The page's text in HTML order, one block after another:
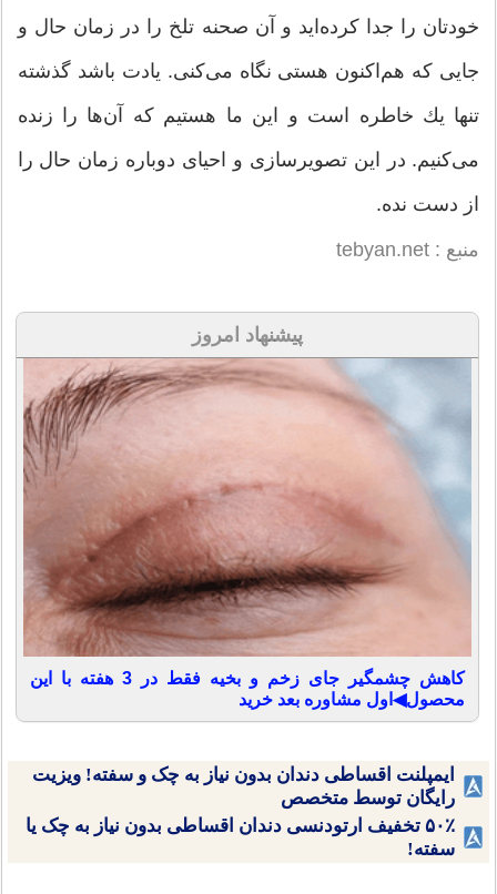
خودتان را جدا كرده‌اید و آن صحنه تلخ را در زمان حال و
جایی كه هم‌اكنون هستی نگاه می‌كنی. یادت باشد گذشته
تنها یك خاطره است و این ما هستیم كه آن‌ها را زنده
می‌كنیم. در این تصویر‌سازی‌ و احیای دوباره زمان حال را
از دست نده.
منبع : tebyan.net
پیشنهاد امروز
کاهش چشمگیر جای زخم و بخیه فقط در 3 هفته با این
محصول◀اول مشاوره بعد خرید
ایمپلنت اقساطی دندان بدون نیاز به چک و سفته! ویزیت
رایگان توسط متخصص
۵۰٪ تخفیف ارتودنسی دندان اقساطی بدون نیاز به چک یا
سفته!